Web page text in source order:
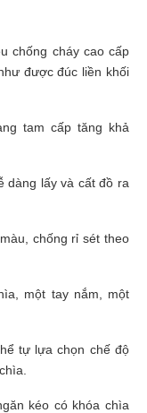
chống cháy cao cấp
được đúc liền khối
tam cấp tăng khả
dàng lấy và cất đồ ra
chống rỉ sét theo
một tay nắm, một
tự lựa chọn chế độ
kéo có khóa chìa